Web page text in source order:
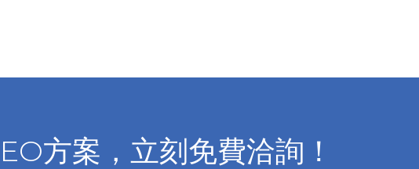
方案，立刻免費洽詢！